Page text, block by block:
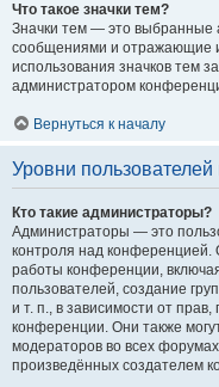
Что такое значки тем?
Значки тем — это выбранные
сообщениями и отражающие
использования значков тем
администратором
Вернуться к началу
Уровни пользователей
Кто такие администраторы?
Администраторы — это
контроля над конференцией.
работы конференции,
пользователей, создание
и т. п., в зависимости от
конференции. Они также
модераторов во всех
произведённых создателем